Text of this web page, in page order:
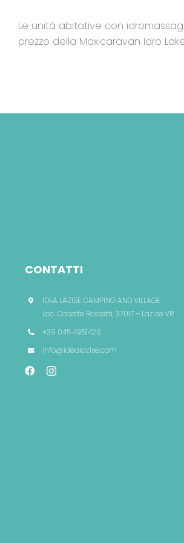
Le unità abitative con
prezzo della Maxicaravan Idro
CONTATTI
IDEA LAZISE CAMPING AND VILLAGE
Loc. Casette Rossetti, 37017 – Lazise VR
+39 045 4951426
info@idealazise.com